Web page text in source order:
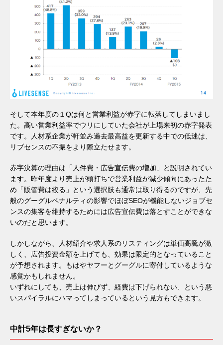
そして本年度の１Qは何と営業利益が赤字に転落してしまいまし
た。高い営業利益率でウリにしていた会社が上場来初の赤字発表
です。人材系企業が軒並み過去最高益を更新する中での低迷は、
リブセンスの不振をより際立たせます。
赤字決算の理由は「人件費・広告宣伝費の増加」と説明されてい
ます。昨年度より売上が頭打ちで営業利益が減少傾向にあったた
め「販管費は絞る」という選択肢も通常は取り得るのですが、先
般のグーグルペナルティの影響でほぼSEOが機能しないジョブセ
ンスの集客を維持するためには広告宣伝費は落とすことができな
いのだと思います。
しかしながら、人材紹介や求人系のリスティングは単価高騰が激
しく、広告投資金額を上げても、効果は限定的となっていること
が予想されます。もはやヤフーとグーグルに寄付しているような
感覚かもしれません。
いずれにしても、売上は伸びず、経費は下げられない、という悪
いスパイラルにハマってしまっているという見方もできます。
中計5年は長すぎないか？